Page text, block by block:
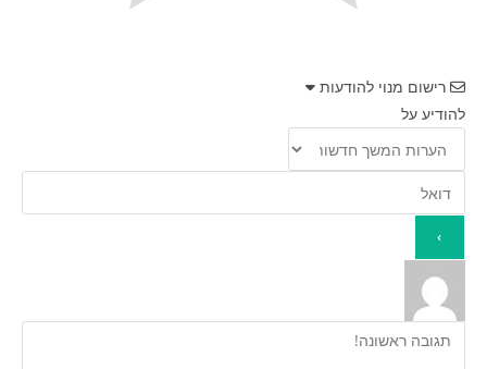
רישום מנוי להודעות
להודיע על